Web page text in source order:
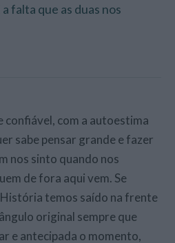
falta que as duas nos
sabe pensar grande e fazer
nos sinto quando nos
de fora aqui vem. Se
temos saído na frente
original sempre que
e antecipada o momento,